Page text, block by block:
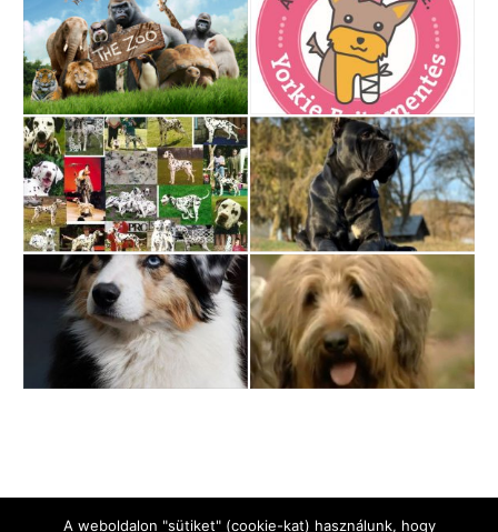
A weboldalon "sütiket" (cookie-kat) használunk, hogy